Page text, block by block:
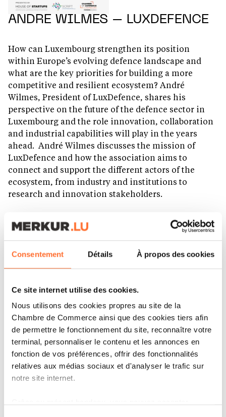
Consentement Détails À propos des cookies
Ce site internet utilise des cookies.
Nous utilisons des cookies propres au site de la
Chambre de Commerce ainsi que des cookies tiers afin
de permettre le fonctionnement du site, reconnaître votre
terminal, personnaliser le contenu et les annonces en
fonction de vos préférences, offrir des fonctionnalités
relatives aux médias sociaux et d'analyser le trafic sur
notre site internet.
ANDRÉ WILMES – LUXDEFENCE
How can Luxembourg strengthen its position
within Europe’s evolving defence landscape and
what are the key priorities for building a more
competitive and resilient ecosystem? André
Wilmes, President of LuxDefence, shares his
perspective on the future of the defence sector in
Luxembourg and the role innovation, collaboration
and industrial capabilities will play in the years
ahead. André Wilmes discusses the mission of
LuxDefence and how the association aims to
connect and support the different actors of the
ecosystem, from industry and institutions to
research and innovation stakeholders.
PLAY 22 MAI. 2026
CHRISTOPHE FOLSCHETTE –